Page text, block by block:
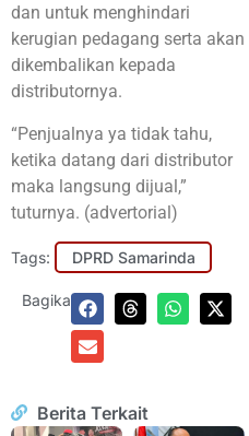
dan untuk menghindari
kerugian pedagang serta akan
dikembalikan kepada
distributornya.
“Penjualnya ya tidak tahu,
ketika datang dari distributor
maka langsung dijual,”
tuturnya. (advertorial)
Tags: DPRD Samarinda
Bagikan:
Berita Terkait